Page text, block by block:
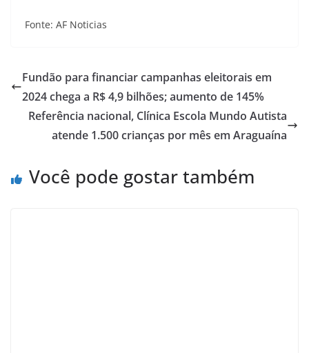
Fonte: AF Noticias
Fundão para financiar campanhas eleitorais em
2024 chega a R$ 4,9 bilhões; aumento de 145%
Referência nacional, Clínica Escola Mundo Autista
atende 1.500 crianças por mês em Araguaína
Você pode gostar também